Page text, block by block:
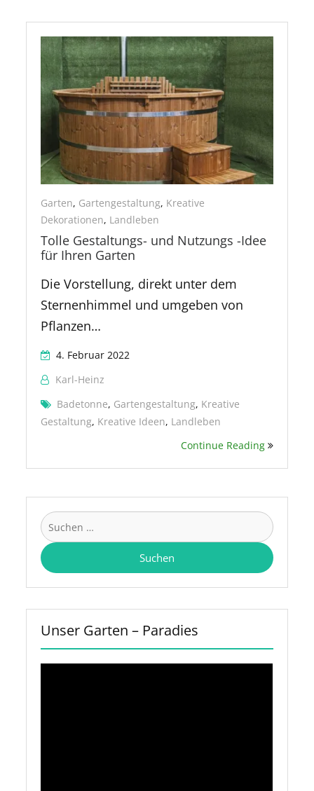
Badetonne
Garten, Gartengestaltung, Kreative
Dekorationen, Landleben
Tolle Gestaltungs- und Nutzungs -Idee
für Ihren Garten
Die Vorstellung, direkt unter dem
Sternenhimmel und umgeben von
Pflanzen…
4. Februar 2022
Karl-Heinz
Badetonne, Gartengestaltung, Kreative
Gestaltung, Kreative Ideen, Landleben
Continue Reading
Suchen
nach:
Unser Garten – Paradies